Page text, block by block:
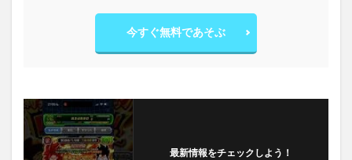
今すぐ無料であそぶ
最新情報をチェックしよう！